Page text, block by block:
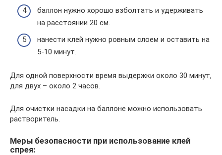
баллон нужно хорошо взболтать и удерживать
на расстоянии 20 см.
нанести клей нужно ровным слоем и оставить на
5-10 минут.
Для одной поверхности время выдержки около 30 минут,
для двух – около 2 часов.
Для очистки насадки на баллоне можно использовать
растворитель.
Меры безопасности при использование клей
спрея: